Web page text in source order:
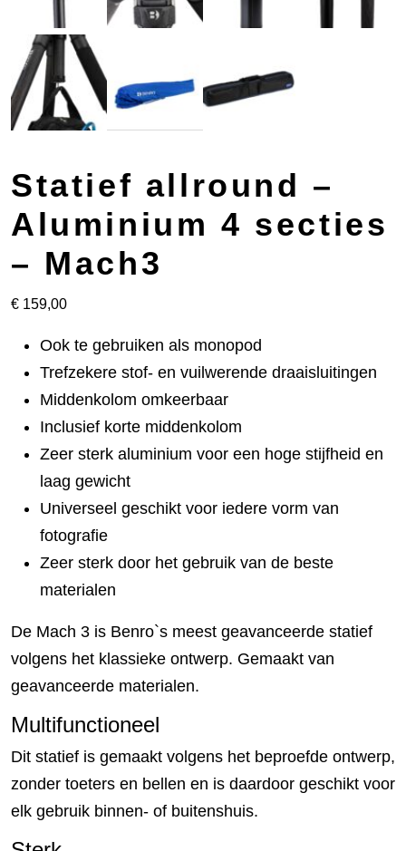
Statief allround –
Aluminium 4 secties
– Mach3
€ 159,00
Ook te gebruiken als monopod
Trefzekere stof- en vuilwerende draaisluitingen
Middenkolom omkeerbaar
Inclusief korte middenkolom
Zeer sterk aluminium voor een hoge stijfheid en
laag gewicht
Universeel geschikt voor iedere vorm van
fotografie
Zeer sterk door het gebruik van de beste
materialen
De Mach 3 is Benro`s meest geavanceerde statief
volgens het klassieke ontwerp. Gemaakt van
geavanceerde materialen.
Multifunctioneel
Dit statief is gemaakt volgens het beproefde ontwerp,
zonder toeters en bellen en is daardoor geschikt voor
elk gebruik binnen- of buitenshuis.